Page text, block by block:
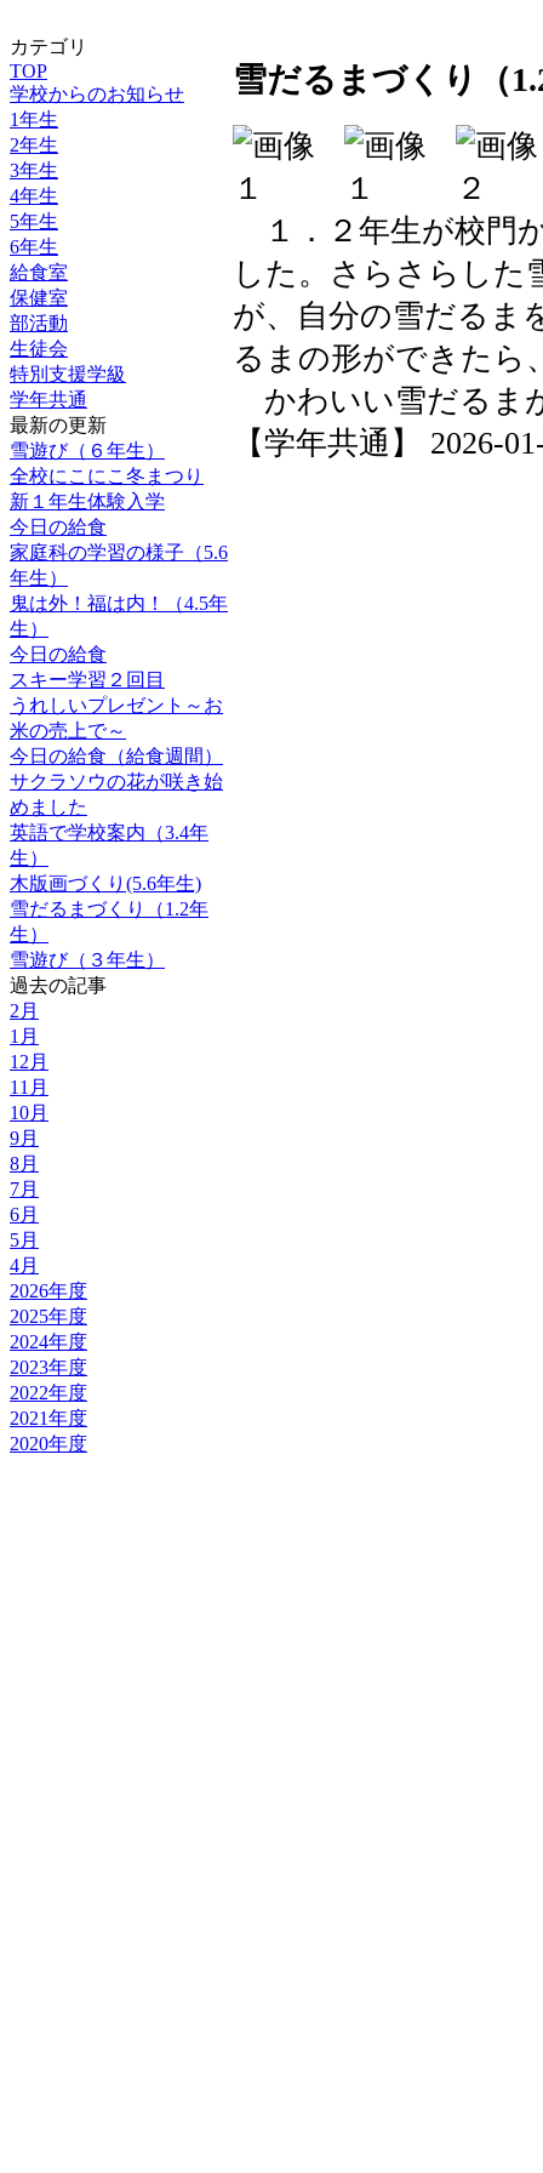
カテゴリ
TOP
学校からのお知らせ
1年生
2年生
3年生
4年生
5年生
6年生
給食室
保健室
部活動
生徒会
特別支援学級
学年共通
最新の更新
雪遊び（６年生）
全校にこにこ冬まつり
新１年生体験入学
今日の給食
家庭科の学習の様子（5.6
年生）
鬼は外！福は内！（4.5年
生）
今日の給食
スキー学習２回目
うれしいプレゼント～お
米の売上で～
今日の給食（給食週間）
サクラソウの花が咲き始
めました
英語で学校案内（3.4年
生）
木版画づくり(5.6年生)
雪だるまづくり（1.2年
生）
雪遊び（３年生）
過去の記事
2月
1月
12月
11月
10月
9月
8月
7月
6月
5月
4月
2026年度
2025年度
2024年度
2023年度
2022年度
2021年度
2020年度
雪だるまづくり（
１．２年生が校門
した。さらさらした
が、自分の雪だるま
るまの形ができたら
かわいい雪だる
【学年共通】 2026-